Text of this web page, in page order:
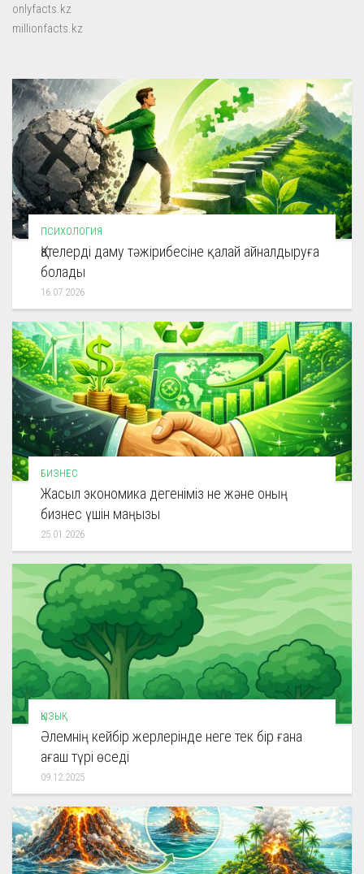
onlyfacts.kz
millionfacts.kz
ПСИХОЛОГИЯ
Қателерді даму тәжірибесіне қалай айналдыруға
болады
16.07.2026
БИЗНЕС
Жасыл экономика дегеніміз не және оның
бизнес үшін маңызы
25.01.2026
ҚЫЗЫҚ
Әлемнің кейбір жерлерінде неге тек бір ғана
ағаш түрі өседі
09.12.2025